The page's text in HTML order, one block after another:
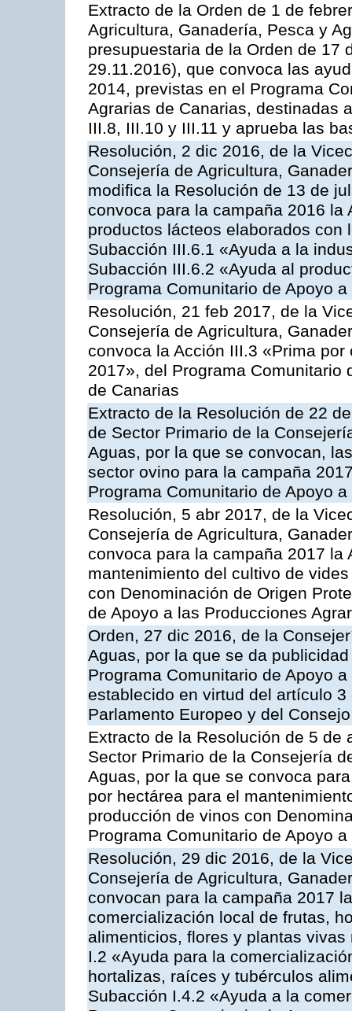
Extracto de la Orden de 1 de
Agricultura, Ganadería, Pesca y
presupuestaria de la Orden de 17
29.11.2016), que convoca las
2014, previstas en el Programa
Agrarias de Canarias, destinadas
III.8, III.10 y III.11 y aprueba las
Resolución, 2 dic 2016, de la
Consejería de Agricultura,
modifica la Resolución de 13 de
convoca para la campaña 2016
productos lácteos elaborados
Subacción III.6.1 «Ayuda a la
Subacción III.6.2 «Ayuda al
Programa Comunitario de Apoyo
Resolución, 21 feb 2017, de la
Consejería de Agricultura,
convoca la Acción III.3 «Prima
2017», del Programa Comunitario
de Canarias
Extracto de la Resolución de 22
de Sector Primario de la
Aguas, por la que se convocan,
sector ovino para la campaña
Programa Comunitario de Apoyo
Resolución, 5 abr 2017, de la
Consejería de Agricultura,
convoca para la campaña 2017 la
mantenimiento del cultivo de
con Denominación de Origen
de Apoyo a las Producciones
Orden, 27 dic 2016, de la
Aguas, por la que se da
Programa Comunitario de Apoyo
establecido en virtud del artículo
Parlamento Europeo y del Consejo
Extracto de la Resolución de 5
Sector Primario de la Consejería
Aguas, por la que se convoca
por hectárea para el
producción de vinos con
Programa Comunitario de Apoyo
Resolución, 29 dic 2016, de la
Consejería de Agricultura,
convocan para la campaña 2017
comercialización local de frutas,
alimenticios, flores y plantas
I.2 «Ayuda para la
hortalizas, raíces y tubérculos
Subacción I.4.2 «Ayuda a la